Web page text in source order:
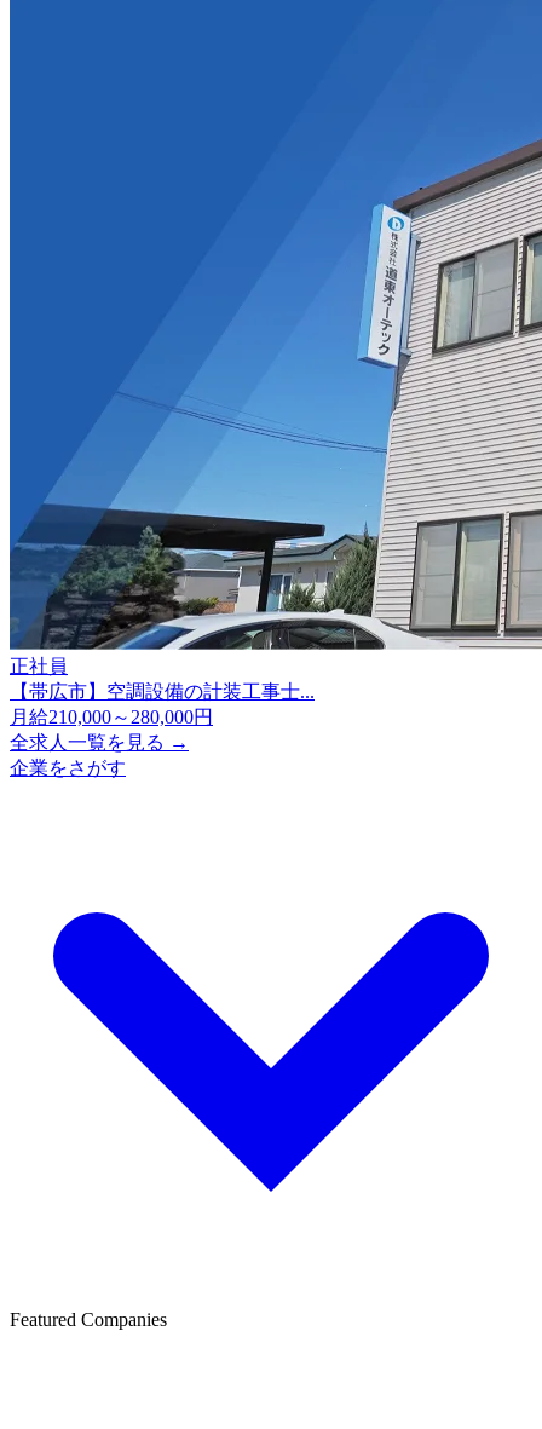
正社員
【帯広市】空調設備の計装工事士...
月給210,000～280,000円
全求人一覧を見る →
企業をさがす
Featured Companies